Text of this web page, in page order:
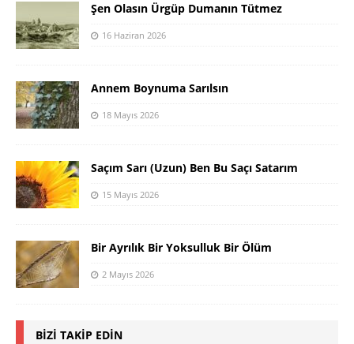
Şen Olasın Ürgüp Dumanın Tütmez
16 Haziran 2026
Annem Boynuma Sarılsın
18 Mayıs 2026
Saçım Sarı (Uzun) Ben Bu Saçı Satarım
15 Mayıs 2026
Bir Ayrılık Bir Yoksulluk Bir Ölüm
2 Mayıs 2026
BIZI TAKIP EDIN